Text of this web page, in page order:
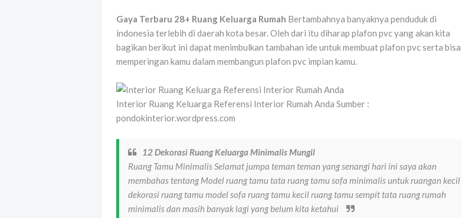
Gaya Terbaru 28+ Ruang Keluarga Rumah Bertambahnya banyaknya penduduk di
indonesia terlebih di daerah kota besar. Oleh dari itu diharap plafon pvc yang akan kita
bagikan berikut ini dapat menimbulkan tambahan ide untuk membuat plafon pvc serta bisa
memperingan kamu dalam membangun plafon pvc impian kamu.
Interior Ruang Keluarga Referensi Interior Rumah Anda Sumber :
pondokinterior.wordpress.com
12 Dekorasi Ruang Keluarga Minimalis Mungil
Ruang Tamu Minimalis Selamat jumpa teman teman yang senangi hari ini saya akan
membahas tentang Model ruang tamu tata ruang tamu sofa minimalis untuk ruangan kecil
dekorasi ruang tamu model sofa ruang tamu kecil ruang tamu sempit tata ruang rumah
minimalis dan masih banyak lagi yang belum kita ketahui